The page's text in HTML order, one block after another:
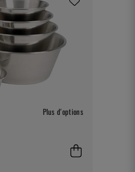
Plus d'options